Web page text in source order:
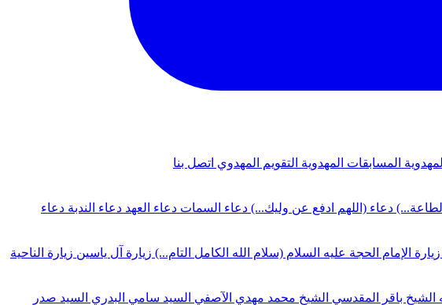
المسابقات المهدوية التقويم المهدوي اتصل بنا
دعاء (اللهم ادفع عن وليك...) دعاء السمات دعاء العهد دعاء الندبة دعاء
زيارة الإمام الحجة عليه السلام (سلام الله الكامل التام...) زيارة آل ياسين زيارة الناحية
الشيخ باقر المقدسي الشيخ محمد مهدي الآصفي السيد سامي البدري السيد صدر